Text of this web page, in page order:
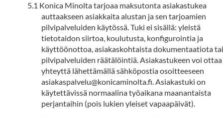
Konica Minolta tarjoaa maksutonta asiakastukea
auttaakseen asiakkaita alustan ja sen tarjoamien
pilvipalveluiden käytössä. Tuki ei sisällä: yleistä
tietotaidon siirtoa, koulutusta, konfigurointia ja
käyttöönottoa, asiakaskohtaista dokumentaatiota tai
pilvipalveluiden räätälöintiä. Asiakastukeen voi ottaa
yhteyttä lähettämällä sähköpostia osoitteeseen
asiakaspalvelu@konicaminolta.fi. Asiakastuki on
käytettävissä normaalina työaikana maanantaista
perjantaihin (pois lukien yleiset vapaapäivät).